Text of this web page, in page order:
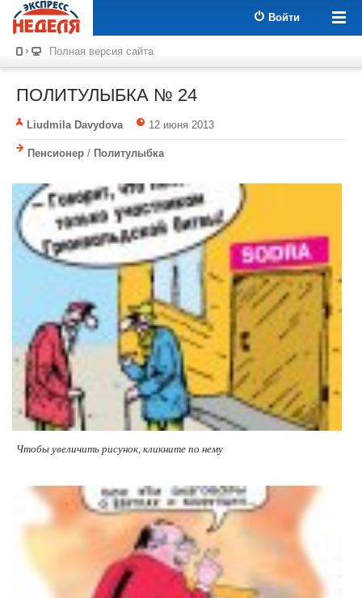
Войти
Полная версия сайта
ПОЛИТУЛЫБКА № 24
Liudmila Davydova 12 июня 2013
Пенсионер / Политулыбка
Чтобы увеличить рисунок, кликните по нему